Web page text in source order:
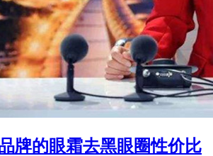
牌的眼霜去黑眼圈性价比